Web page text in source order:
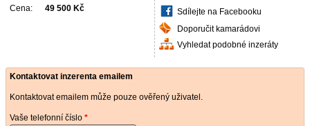
Cena: 49 500 Kč
Sdílejte na Facebooku
Doporučit kamarádovi
Vyhledat podobné inzeráty
Kontaktovat inzerenta emailem
Kontaktovat emailem může pouze ověřený uživatel.
Vaše telefonní číslo *